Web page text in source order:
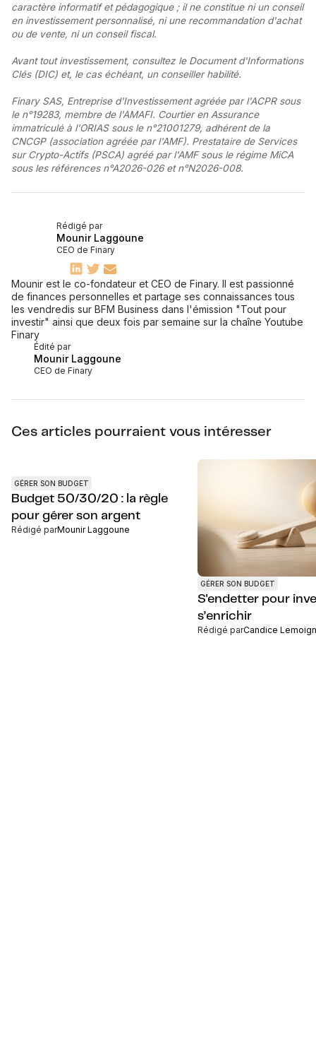
caractère informatif et pédagogique ; il ne constitue ni un conseil
en investissement personnalisé, ni une recommandation d'achat
ou de vente, ni un conseil fiscal.
Avant tout investissement, consultez le Document d'Informations
Clés (DIC) et, le cas échéant, un conseiller habilité.
Finary SAS, Entreprise d'Investissement agréée par l'ACPR sous
le n°19283, membre de l'AMAFI. Courtier en Assurance
immatriculé à l'ORIAS sous le n°21001279, adhérent de la
CNCGP (association agréée par l'AMF). Prestataire de Services
sur Crypto-Actifs (PSCA) agréé par l'AMF sous le régime MiCA
sous les références n°A2026-026 et n°N2026-008.
Édité par
Mounir Laggoune
CEO de Finary
Rédigé par
Mounir Laggoune
CEO de Finary
Mounir est le co-fondateur et CEO de Finary. Il est passionné
de finances personnelles et partage ses connaissances tous
les vendredis sur BFM Business dans l'émission "Tout pour
investir" ainsi que deux fois par semaine sur la chaîne Youtube
Finary
Ces articles pourraient vous intéresser
GÉRER SON BUDGET
Budget 50/30/20 : la règle
pour gérer son argent
Rédigé parMounir Laggoune
GÉRER SON BUDGET
S'endetter pour
s’enrichir
Rédigé parCandice